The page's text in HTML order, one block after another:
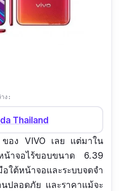
ง:
Thailand
ของ VIVO เลย แต่มาใน
น้าจอไร้ขอบขนาด 6.39
ใต้หน้าจอและระบบจดจำ
ปลอดภัย และราคาแม้จะ